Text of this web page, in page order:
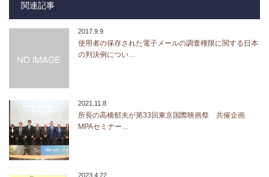
関連記事
2017.9.9
使用者の保存された電子メールの調査権限に関する日本
の判決例につい…
2021.11.8
所長の高橋郁夫が第33回東京国際映画祭 共催企画
MPAセミナー…
2023.4.22